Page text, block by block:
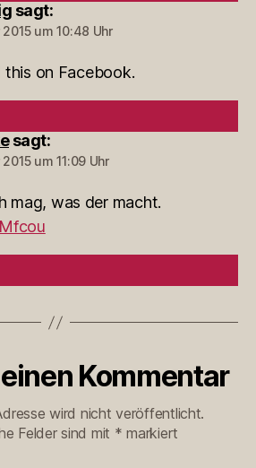
sagt:
um 10:48 Uhr
this on Facebook.
sagt:
um 11:09 Uhr
mag, was der macht.
Kommentar
wird nicht veröffentlicht.
Felder sind mit * markiert